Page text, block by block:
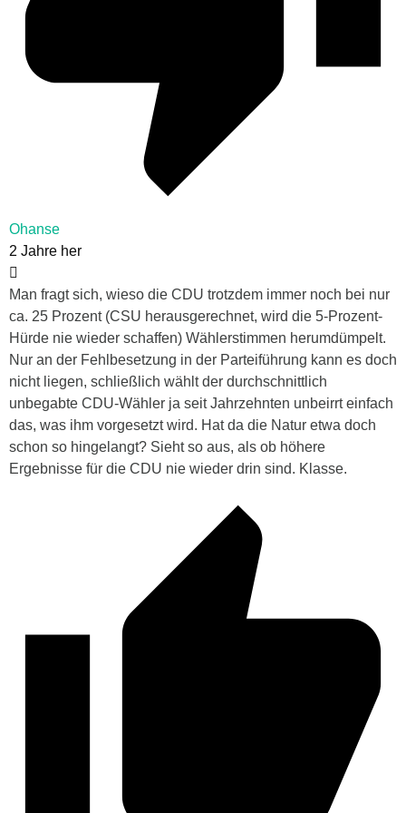
Ohanse
2 Jahre her
Man fragt sich, wieso die CDU trotzdem immer noch bei nur
ca. 25 Prozent (CSU herausgerechnet, wird die 5-Prozent-
Hürde nie wieder schaffen) Wählerstimmen herumdümpelt.
Nur an der Fehlbesetzung in der Parteiführung kann es doch
nicht liegen, schließlich wählt der durchschnittlich
unbegabte CDU-Wähler ja seit Jahrzehnten unbeirrt einfach
das, was ihm vorgesetzt wird. Hat da die Natur etwa doch
schon so hingelangt? Sieht so aus, als ob höhere
Ergebnisse für die CDU nie wieder drin sind. Klasse.